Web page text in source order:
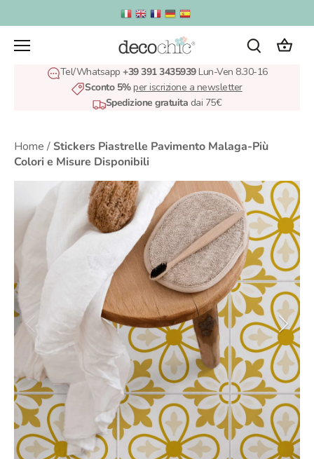
al
contenuto
Tel/Whatsapp +39 391 3435939Lun-Ven 8.30-16
Sconto 5%per iscrizione a newsletter
Spedizione gratuita dai 75€
Home / Stickers Piastrelle Pavimento Malaga-Più
Colori e Misure Disponibili